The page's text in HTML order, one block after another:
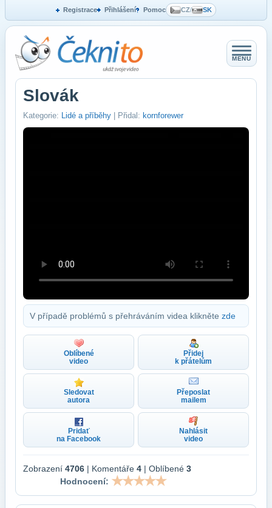
Registrace Přihlášení Pomoc CZ/ SK
MENU
Slovák
Kategorie: Lidé a příběhy | Přidal: kornforewer
V případě problémů s přehráváním videa klikněte zde
Oblíbené
video
Přidej
k přátelům
Sledovat
autora
Přeposlat
mailem
Pridať
na Facebook
Nahlásit
video
Zobrazení 4706 | Komentáře 4 | Oblíbené 3
Hodnocení: